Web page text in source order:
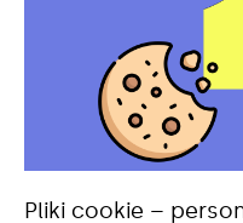
Pliki cookie –